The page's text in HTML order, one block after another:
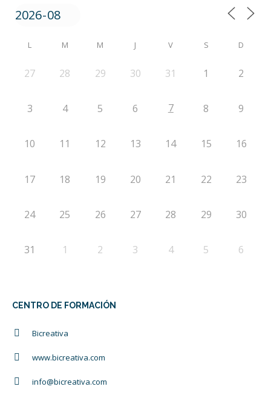
L M M J V S D
27 28 29 30 31 1 2
3 4 5 6 7 8 9
10 11 12 13 14 15 16
17 18 19 20 21 22 23
24 25 26 27 28 29 30
31 1 2 3 4 5 6
CENTRO DE FORMACIÓN
Bicreativa
www.bicreativa.com
info@bicreativa.com